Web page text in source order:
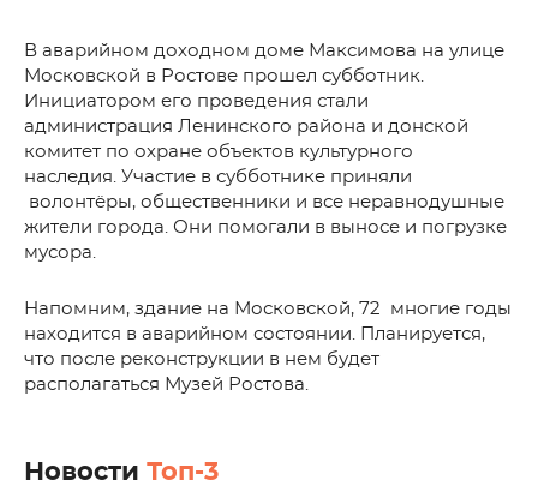
В аварийном доходном доме Максимова на улице
Московской в Ростове прошел субботник.
Инициатором его проведения стали
администрация Ленинского района и донской
комитет по охране объектов культурного
наследия. Участие в субботнике приняли
волонтёры, общественники и все неравнодушные
жители города. Они помогали в выносе и погрузке
мусора.
Напомним, здание на Московской, 72 многие годы
находится в аварийном состоянии. Планируется,
что после реконструкции в нем будет
располагаться Музей Ростова.
Новости Топ-3